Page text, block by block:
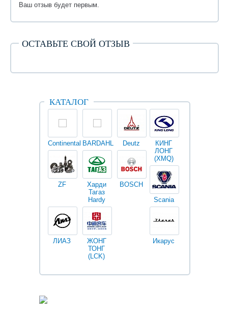
Ваш отзыв будет первым.
ОСТАВЬТЕ СВОЙ ОТЗЫВ
КАТАЛОГ
Continental BARDAHL Deutz
ZF
Харди
Тагаз
Hardy
BOSCH
ЛИАЗ
ЖОНГ
ТОНГ
(LCK)
КИНГ
ЛОНГ
(XMQ)
Scania
Икарус